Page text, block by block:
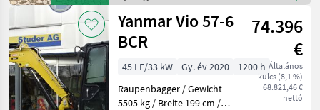
KIVÁLASZTÁSA
Sonstige
1
Yanmar
1
/
Sonstige
Yanmar Vio 57-6
BCR
74.396
€
Általános
kulcs (8,1 %)
68.821,46 €
nettó
45 LE/33 kW Gy. év 2020
1200 h
Raupenbagger / Gewicht
5505 kg / Breite 199 cm /